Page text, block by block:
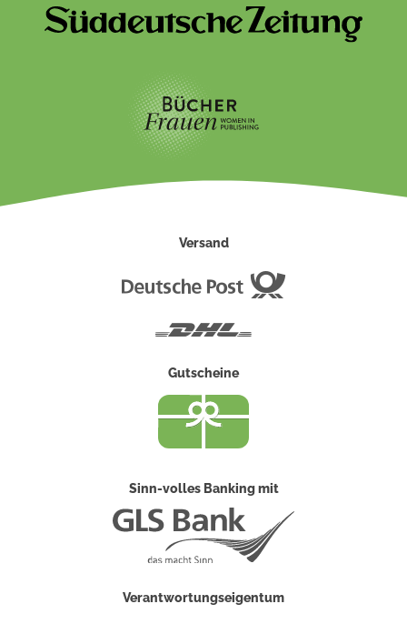
Versand
Gutscheine
Sinn-volles Banking mit
Verantwortungseigentum